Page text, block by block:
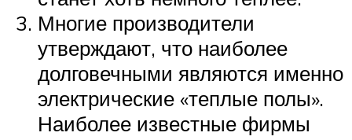
Многие производители
утверждают, что наиболее
долговечными являются именно
электрические «теплые полы».
Наиболее известные фирмы